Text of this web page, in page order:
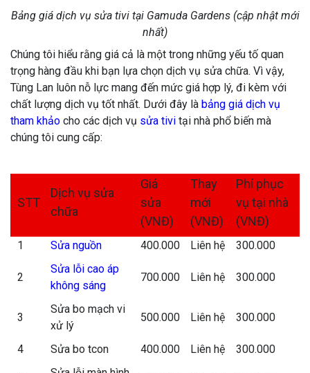
Bảng giá dịch vụ sửa tivi tại Gamuda Gardens (cập nhật mới
nhất)
Chúng tôi hiểu rằng giá cả là một trong những yếu tố quan
trọng hàng đầu khi bạn lựa chọn dịch vụ sửa chữa. Vì vậy,
Tùng Lan luôn nỗ lực mang đến mức giá hợp lý, đi kèm với
chất lượng dịch vụ tốt nhất. Dưới đây là bảng giá dịch vụ
tham khảo cho các dịch vụ sửa tivi tại nhà phổ biến mà
chúng tôi cung cấp:
STT
Dịch vụ sửa
chữa
Giá
sửa
(VNĐ)
Thay
mới
(VNĐ)
Phí phục
vụ tại nhà
(VNĐ)
1 Sửa nguồn 400.000 Liên hệ 300.000
2
Sửa lỗi cao áp
không sáng
700.000 Liên hệ 300.000
3
Sửa bo mạch vi
xử lý
500.000 Liên hệ 300.000
4 Sửa bo tcon 400.000 Liên hệ 300.000